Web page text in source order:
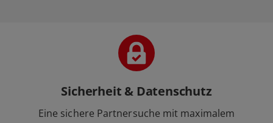
Sicherheit & Datenschutz
Eine sichere Partnersuche mit maximalem